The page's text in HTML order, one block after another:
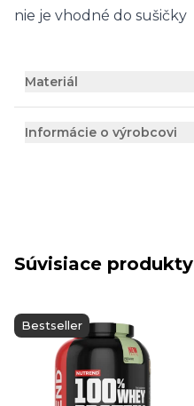
nie je vhodné do sušičky
Materiál
Informácie o výrobcovi
Súvisiace produkty
Bestseller